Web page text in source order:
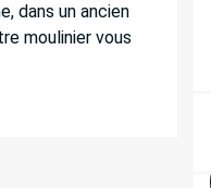
dans un ancien
moulinier vous